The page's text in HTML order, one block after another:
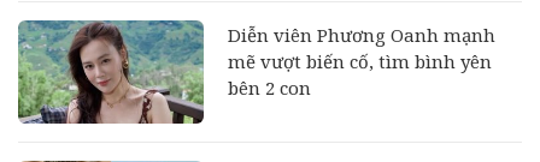
Diễn viên Phương Oanh mạnh
mẽ vượt biến cố, tìm bình yên
bên 2 con